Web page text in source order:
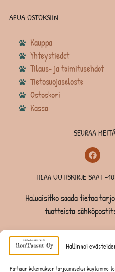
Hallinnoi
Parhaan kokemuksen tarjoamiseksi käytämme
APUA OSTOKSIIN
Kauppa
Yhteystiedot
Tilaus- ja toimitusehdot
Tietosuojaseloste
Ostoskori
Kassa
SEURAA
TILAA UUTISKIRJE SAAT -
Haluaisitko saada tietoa
tuotteista
TILAA UUTISKIRJE -SAAT -10%